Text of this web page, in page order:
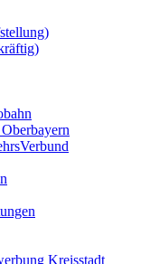
Kreisstadt